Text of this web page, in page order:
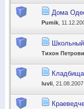
Дома
Pumik ,
Тихон
luvli ,